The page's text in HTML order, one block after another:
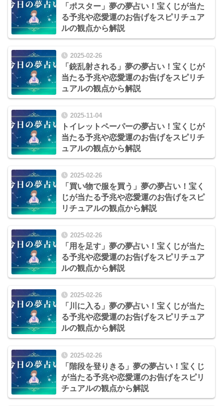
「ポスター」夢の夢占い！宝くじが当た
る予兆や恋愛運のお告げをスピリチュア
ルの観点から解説
2025-02-26
「銃乱射される」夢の夢占い！宝くじが
当たる予兆や恋愛運のお告げをスピリチ
ュアルの観点から解説
2025-11-04
トイレットペーパーの夢占い！宝くじが
当たる予兆や恋愛運のお告げをスピリチ
ュアルの観点から解説
2025-02-26
「買い物で服を買う」夢の夢占い！宝く
じが当たる予兆や恋愛運のお告げをスピ
リチュアルの観点から解説
2025-02-26
「用を足す」夢の夢占い！宝くじが当た
る予兆や恋愛運のお告げをスピリチュア
ルの観点から解説
2025-02-26
「川に入る」夢の夢占い！宝くじが当た
る予兆や恋愛運のお告げをスピリチュア
ルの観点から解説
2025-02-26
「階段を登りきる」夢の夢占い！宝くじ
が当たる予兆や恋愛運のお告げをスピリ
チュアルの観点から解説